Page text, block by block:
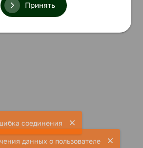
соединения
данных о пользователе
Принять